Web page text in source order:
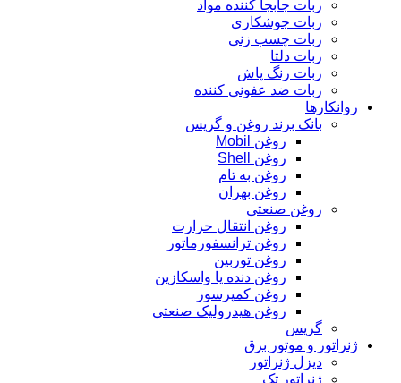
ربات جابجا کننده مواد
ربات جوشکاری
ربات چسب زنی
ربات دلتا
ربات رنگ پاش
ربات ضد عفونی کننده
روانکارها
بانک برند روغن و گریس
روغن Mobil
روغن Shell
روغن به تام
روغن بهران
روغن صنعتی
روغن انتقال حرارت
روغن ترانسفورماتور
روغن توربین
روغن دنده یا واسکازین
روغن کمپرسور
روغن هیدرولیک صنعتی
گریس
ژنراتور و موتور برق
دیزل ژنراتور
ژنراتور تک